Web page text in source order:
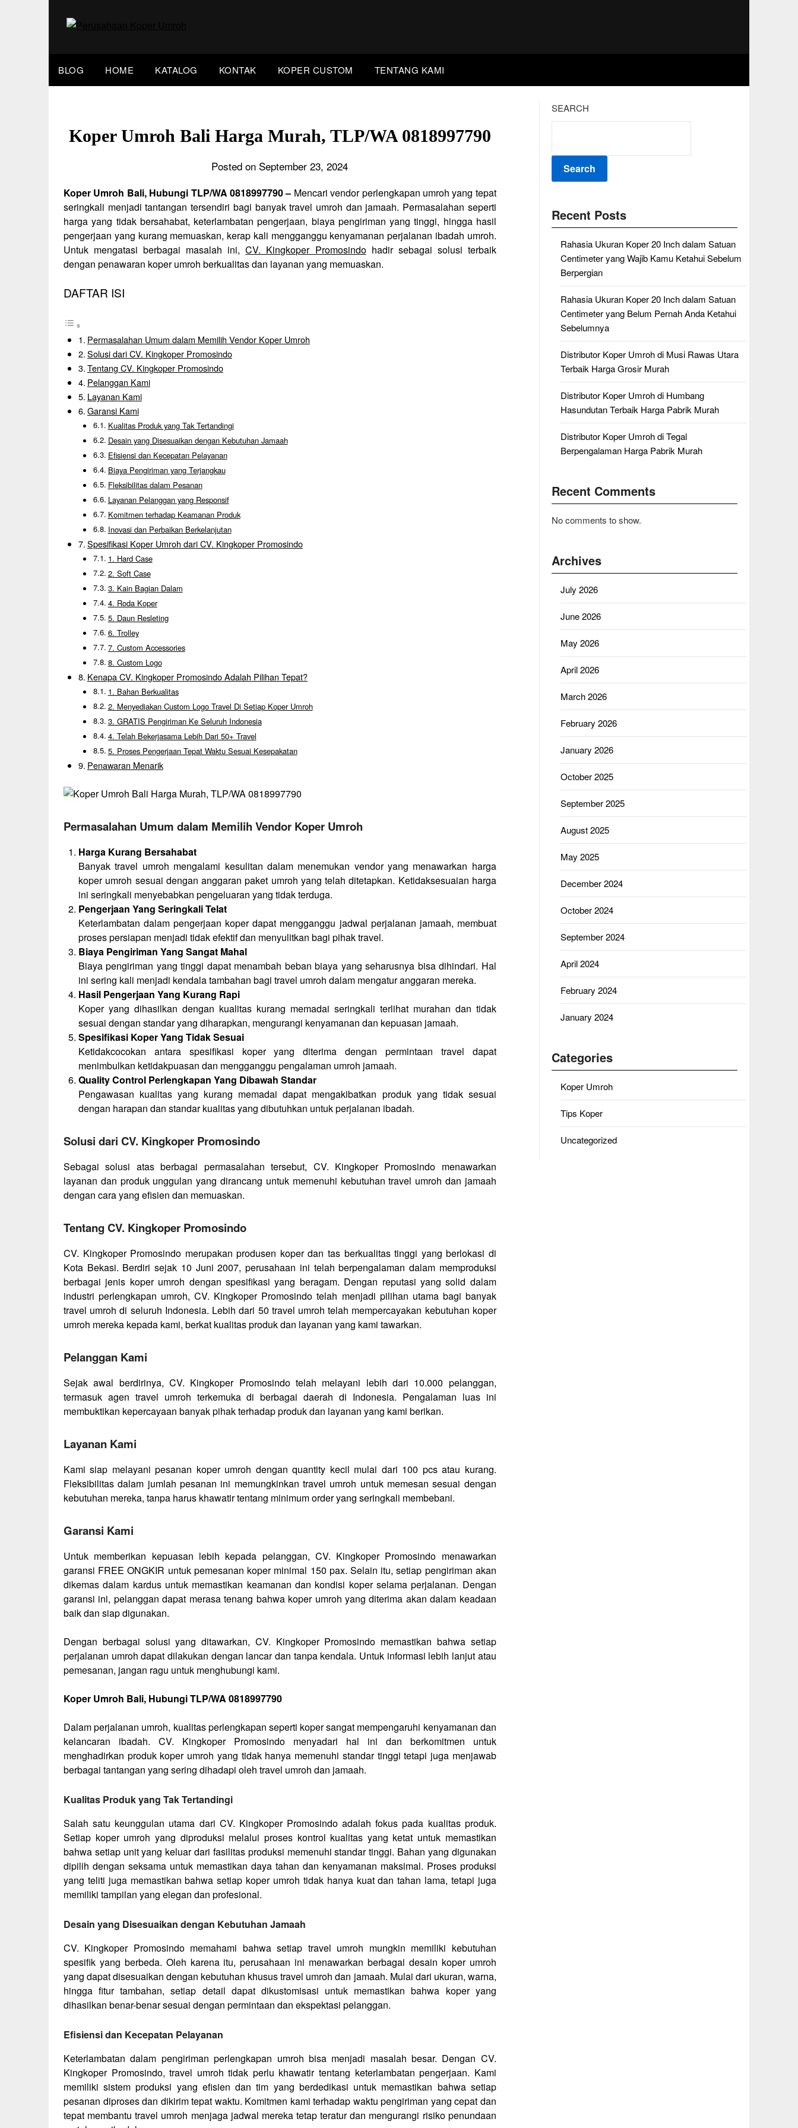
BLOG HOME KATALOG KONTAK KOPER CUSTOM TENTANG KAMI
Koper Umroh Bali Harga Murah, TLP/WA 0818997790
Posted on September 23, 2024
Koper Umroh Bali, Hubungi TLP/WA 0818997790 – Mencari vendor perlengkapan umroh yang tepat
seringkali menjadi tantangan tersendiri bagi banyak travel umroh dan jamaah. Permasalahan seperti
harga yang tidak bersahabat, keterlambatan pengerjaan, biaya pengiriman yang tinggi, hingga hasil
pengerjaan yang kurang memuaskan, kerap kali mengganggu kenyamanan perjalanan ibadah umroh.
Untuk mengatasi berbagai masalah ini,CV. Kingkoper Promosindohadir sebagai solusi terbaik
dengan penawaran koper umroh berkualitas dan layanan yang memuaskan.
DAFTAR ISI
Permasalahan Umum dalam Memilih Vendor Koper Umroh
Solusi dari CV. Kingkoper Promosindo
Tentang CV. Kingkoper Promosindo
Pelanggan Kami
Layanan Kami
Garansi Kami
Kualitas Produk yang Tak Tertandingi
Desain yang Disesuaikan dengan Kebutuhan Jamaah
Efisiensi dan Kecepatan Pelayanan
Biaya Pengiriman yang Terjangkau
Fleksibilitas dalam Pesanan
Layanan Pelanggan yang Responsif
Komitmen terhadap Keamanan Produk
Inovasi dan Perbaikan Berkelanjutan
Spesifikasi Koper Umroh dari CV. Kingkoper Promosindo
1. Hard Case
2. Soft Case
3. Kain Bagian Dalam
4. Roda Koper
5. Daun Resleting
6. Trolley
7. Custom Accessories
8. Custom Logo
Kenapa CV. Kingkoper Promosindo Adalah Pilihan Tepat?
1. Bahan Berkualitas
2. Menyediakan Custom Logo Travel Di Setiap Koper Umroh
3. GRATIS Pengiriman Ke Seluruh Indonesia
4. Telah Bekerjasama Lebih Dari 50+ Travel
5. Proses Pengerjaan Tepat Waktu Sesuai Kesepakatan
Penawaran Menarik
Permasalahan Umum dalam Memilih Vendor Koper Umroh
Harga Kurang Bersahabat
Banyak travel umroh mengalami kesulitan dalam menemukan vendor yang menawarkan harga
koper umroh sesuai dengan anggaran paket umroh yang telah ditetapkan. Ketidaksesuaian harga
ini seringkali menyebabkan pengeluaran yang tidak terduga.
Pengerjaan Yang Seringkali Telat
Keterlambatan dalam pengerjaan koper dapat mengganggu jadwal perjalanan jamaah, membuat
proses persiapan menjadi tidak efektif dan menyulitkan bagi pihak travel.
Biaya Pengiriman Yang Sangat Mahal
Biaya pengiriman yang tinggi dapat menambah beban biaya yang seharusnya bisa dihindari. Hal
ini sering kali menjadi kendala tambahan bagi travel umroh dalam mengatur anggaran mereka.
Hasil Pengerjaan Yang Kurang Rapi
Koper yang dihasilkan dengan kualitas kurang memadai seringkali terlihat murahan dan tidak
sesuai dengan standar yang diharapkan, mengurangi kenyamanan dan kepuasan jamaah.
Spesifikasi Koper Yang Tidak Sesuai
Ketidakcocokan antara spesifikasi koper yang diterima dengan permintaan travel dapat
menimbulkan ketidakpuasan dan mengganggu pengalaman umroh jamaah.
Quality Control Perlengkapan Yang Dibawah Standar
Pengawasan kualitas yang kurang memadai dapat mengakibatkan produk yang tidak sesuai
dengan harapan dan standar kualitas yang dibutuhkan untuk perjalanan ibadah.
Solusi dari CV. Kingkoper Promosindo
Sebagai solusi atas berbagai permasalahan tersebut, CV. Kingkoper Promosindo menawarkan
layanan dan produk unggulan yang dirancang untuk memenuhi kebutuhan travel umroh dan jamaah
dengan cara yang efisien dan memuaskan.
Tentang CV. Kingkoper Promosindo
CV. Kingkoper Promosindo merupakan produsen koper dan tas berkualitas tinggi yang berlokasi di
Kota Bekasi. Berdiri sejak 10 Juni 2007, perusahaan ini telah berpengalaman dalam memproduksi
berbagai jenis koper umroh dengan spesifikasi yang beragam. Dengan reputasi yang solid dalam
industri perlengkapan umroh, CV. Kingkoper Promosindo telah menjadi pilihan utama bagi banyak
travel umroh di seluruh Indonesia. Lebih dari 50 travel umroh telah mempercayakan kebutuhan koper
umroh mereka kepada kami, berkat kualitas produk dan layanan yang kami tawarkan.
Pelanggan Kami
Sejak awal berdirinya, CV. Kingkoper Promosindo telah melayani lebih dari 10.000 pelanggan,
termasuk agen travel umroh terkemuka di berbagai daerah di Indonesia. Pengalaman luas ini
membuktikan kepercayaan banyak pihak terhadap produk dan layanan yang kami berikan.
Layanan Kami
Kami siap melayani pesanan koper umroh dengan quantity kecil mulai dari 100 pcs atau kurang.
Fleksibilitas dalam jumlah pesanan ini memungkinkan travel umroh untuk memesan sesuai dengan
kebutuhan mereka, tanpa harus khawatir tentang minimum order yang seringkali membebani.
Garansi Kami
Untuk memberikan kepuasan lebih kepada pelanggan, CV. Kingkoper Promosindo menawarkan
garansi FREE ONGKIR untuk pemesanan koper minimal 150 pax. Selain itu, setiap pengiriman akan
dikemas dalam kardus untuk memastikan keamanan dan kondisi koper selama perjalanan. Dengan
garansi ini, pelanggan dapat merasa tenang bahwa koper umroh yang diterima akan dalam keadaan
baik dan siap digunakan.
Dengan berbagai solusi yang ditawarkan, CV. Kingkoper Promosindo memastikan bahwa setiap
perjalanan umroh dapat dilakukan dengan lancar dan tanpa kendala. Untuk informasi lebih lanjut atau
pemesanan, jangan ragu untuk menghubungi kami.
Koper Umroh Bali, Hubungi TLP/WA 0818997790
Dalam perjalanan umroh, kualitas perlengkapan seperti koper sangat mempengaruhi kenyamanan dan
kelancaran ibadah. CV. Kingkoper Promosindo menyadari hal ini dan berkomitmen untuk
menghadirkan produk koper umroh yang tidak hanya memenuhi standar tinggi tetapi juga menjawab
berbagai tantangan yang sering dihadapi oleh travel umroh dan jamaah.
Kualitas Produk yang Tak Tertandingi
Salah satu keunggulan utama dari CV. Kingkoper Promosindo adalah fokus pada kualitas produk.
Setiap koper umroh yang diproduksi melalui proses kontrol kualitas yang ketat untuk memastikan
bahwa setiap unit yang keluar dari fasilitas produksi memenuhi standar tinggi. Bahan yang digunakan
dipilih dengan seksama untuk memastikan daya tahan dan kenyamanan maksimal. Proses produksi
yang teliti juga memastikan bahwa setiap koper umroh tidak hanya kuat dan tahan lama, tetapi juga
memiliki tampilan yang elegan dan profesional.
Desain yang Disesuaikan dengan Kebutuhan Jamaah
CV. Kingkoper Promosindo memahami bahwa setiap travel umroh mungkin memiliki kebutuhan
spesifik yang berbeda. Oleh karena itu, perusahaan ini menawarkan berbagai desain koper umroh
yang dapat disesuaikan dengan kebutuhan khusus travel umroh dan jamaah. Mulai dari ukuran, warna,
hingga fitur tambahan, setiap detail dapat dikustomisasi untuk memastikan bahwa koper yang
dihasilkan benar-benar sesuai dengan permintaan dan ekspektasi pelanggan.
Efisiensi dan Kecepatan Pelayanan
Keterlambatan dalam pengiriman perlengkapan umroh bisa menjadi masalah besar. Dengan CV.
Kingkoper Promosindo, travel umroh tidak perlu khawatir tentang keterlambatan pengerjaan. Kami
memiliki sistem produksi yang efisien dan tim yang berdedikasi untuk memastikan bahwa setiap
pesanan diproses dan dikirim tepat waktu. Komitmen kami terhadap waktu pengiriman yang cepat dan
tepat membantu travel umroh menjaga jadwal mereka tetap teratur dan mengurangi risiko penundaan
SEARCH
Search
Recent Posts
Rahasia Ukuran Koper 20 Inch dalam Satuan
Centimeter yang Wajib Kamu Ketahui Sebelum
Berpergian
Rahasia Ukuran Koper 20 Inch dalam Satuan
Centimeter yang Belum Pernah Anda Ketahui
Sebelumnya
Distributor Koper Umroh di Musi Rawas Utara
Terbaik Harga Grosir Murah
Distributor Koper Umroh di Humbang
Hasundutan Terbaik Harga Pabrik Murah
Distributor Koper Umroh di Tegal
Berpengalaman Harga Pabrik Murah
Recent Comments
No comments to show.
Archives
July 2026
June 2026
May 2026
April 2026
March 2026
February 2026
January 2026
October 2025
September 2025
August 2025
May 2025
December 2024
October 2024
September 2024
April 2024
February 2024
January 2024
Categories
Koper Umroh
Tips Koper
Uncategorized